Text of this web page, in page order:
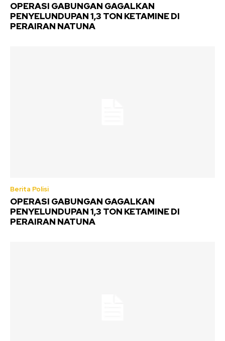
OPERASI GABUNGAN GAGALKAN
PENYELUNDUPAN 1,3 TON KETAMINE DI
PERAIRAN NATUNA
Berita Polisi
OPERASI GABUNGAN GAGALKAN
PENYELUNDUPAN 1,3 TON KETAMINE DI
PERAIRAN NATUNA